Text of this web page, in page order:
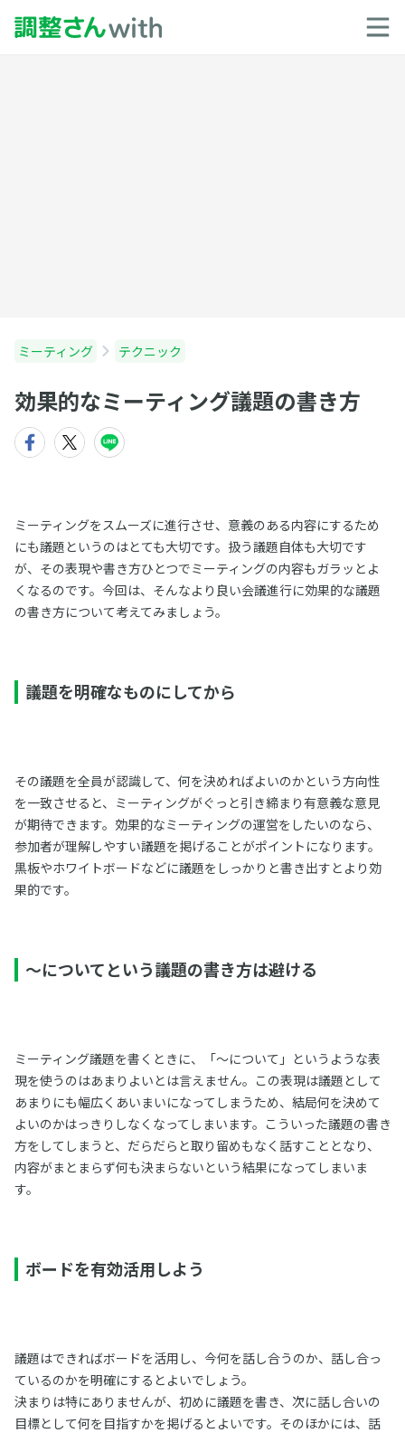
ミーティング テクニック
効果的なミーティング議題の書き方
ミーティングをスムーズに進行させ、意義のある内容にするため
にも議題というのはとても大切です。扱う議題自体も大切です
が、その表現や書き方ひとつでミーティングの内容もガラッとよ
くなるのです。今回は、そんなより良い会議進行に効果的な議題
の書き方について考えてみましょう。
議題を明確なものにしてから
その議題を全員が認識して、何を決めればよいのかという方向性
を一致させると、ミーティングがぐっと引き締まり有意義な意見
が期待できます。効果的なミーティングの運営をしたいのなら、
参加者が理解しやすい議題を掲げることがポイントになります。
黒板やホワイトボードなどに議題をしっかりと書き出すとより効
果的です。
～についてという議題の書き方は避ける
ミーティング議題を書くときに、「～について」というような表
現を使うのはあまりよいとは言えません。この表現は議題として
あまりにも幅広くあいまいになってしまうため、結局何を決めて
よいのかはっきりしなくなってしまいます。こういった議題の書き
方をしてしまうと、だらだらと取り留めもなく話すこととなり、
内容がまとまらず何も決まらないという結果になってしまいま
す。
ボードを有効活用しよう
議題はできればボードを活用し、今何を話し合うのか、話し合っ
ているのかを明確にするとよいでしょう。
決まりは特にありませんが、初めに議題を書き、次に話し合いの
目標として何を目指すかを掲げるとよいです。そのほかには、話